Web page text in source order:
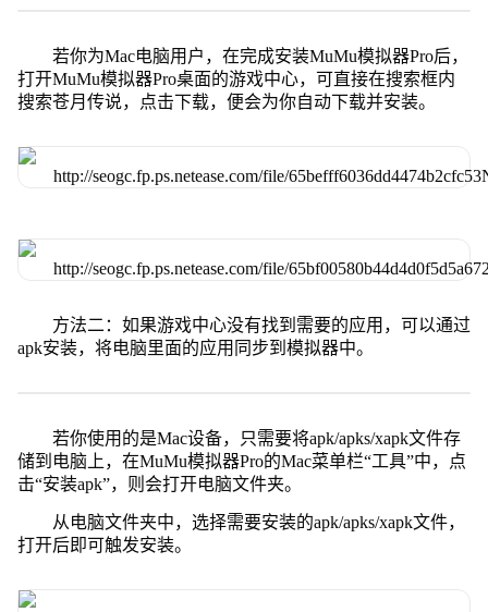
若你为Mac电脑用户，在完成安装MuMu模拟器Pro后，
打开MuMu模拟器Pro桌面的游戏中心，可直接在搜索框内
搜索苍月传说，点击下载，便会为你自动下载并安装。
方法二：如果游戏中心没有找到需要的应用，可以通过
apk安装，将电脑里面的应用同步到模拟器中。
若你使用的是Mac设备，只需要将apk/apks/xapk文件存
储到电脑上，在MuMu模拟器Pro的Mac菜单栏“工具”中，点
击“安装apk”，则会打开电脑文件夹。
从电脑文件夹中，选择需要安装的apk/apks/xapk文件，
打开后即可触发安装。